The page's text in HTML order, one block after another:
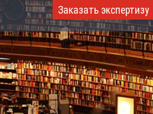
Заказать экспертизу